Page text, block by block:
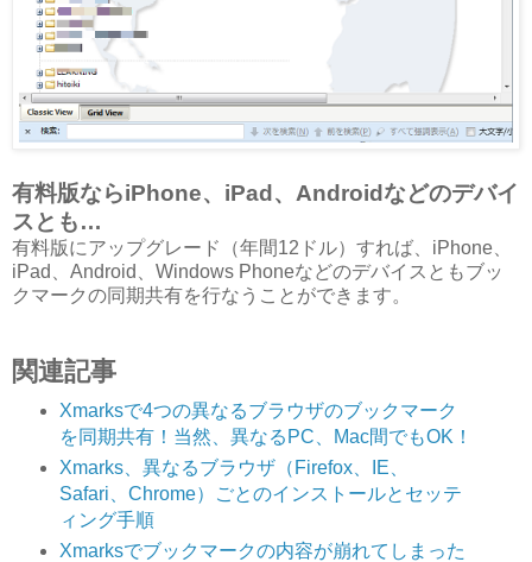
有料版ならiPhone、iPad、Androidなどのデバイ
スとも…
有料版にアップグレード（年間12ドル）すれば、iPhone、
iPad、Android、Windows Phoneなどのデバイスともブッ
クマークの同期共有を行なうことができます。
関連記事
Xmarksで4つの異なるブラウザのブックマーク
を同期共有！当然、異なるPC、Mac間でもOK！
Xmarks、異なるブラウザ（Firefox、IE、
Safari、Chrome）ごとのインストールとセッテ
ィング手順
Xmarksでブックマークの内容が崩れてしまった